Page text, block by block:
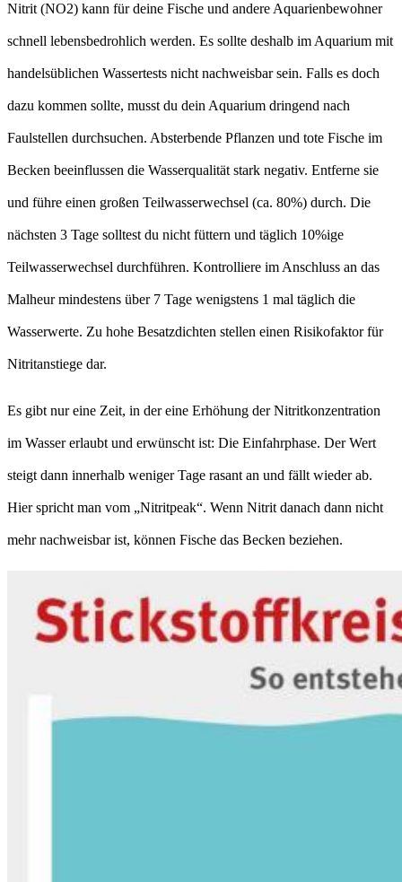
Nitrit (NO2) kann für deine Fische und andere Aquarienbewohner
schnell lebensbedrohlich werden. Es sollte deshalb im Aquarium mit
handelsüblichen Wassertests nicht nachweisbar sein. Falls es doch
dazu kommen sollte, musst du dein Aquarium dringend nach
Faulstellen durchsuchen. Absterbende Pflanzen und tote Fische im
Becken beeinflussen die Wasserqualität stark negativ. Entferne sie
und führe einen großen Teilwasserwechsel (ca. 80%) durch. Die
nächsten 3 Tage solltest du nicht füttern und täglich 10%ige
Teilwasserwechsel durchführen. Kontrolliere im Anschluss an das
Malheur mindestens über 7 Tage wenigstens 1 mal täglich die
Wasserwerte. Zu hohe Besatzdichten stellen einen Risikofaktor für
Nitritanstiege dar.
Es gibt nur eine Zeit, in der eine Erhöhung der Nitritkonzentration
im Wasser erlaubt und erwünscht ist: Die Einfahrphase. Der Wert
steigt dann innerhalb weniger Tage rasant an und fällt wieder ab.
Hier spricht man vom „Nitritpeak“. Wenn Nitrit danach dann nicht
mehr nachweisbar ist, können Fische das Becken beziehen.